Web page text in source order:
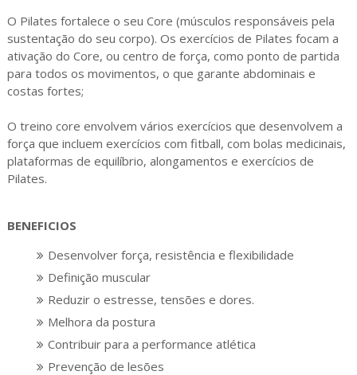
O Pilates fortalece o seu Core (músculos responsáveis pela
sustentação do seu corpo). Os exercícios de Pilates focam a
ativação do Core, ou centro de força, como ponto de partida
para todos os movimentos, o que garante abdominais e
costas fortes;
O treino core envolvem vários exercícios que desenvolvem a
força que incluem exercícios com fitball, com bolas medicinais,
plataformas de equilíbrio, alongamentos e exercícios de
Pilates.
BENEFICIOS
Desenvolver força, resistência e flexibilidade
Definição muscular
Reduzir o estresse, tensões e dores.
Melhora da postura
Contribuir para a performance atlética
Prevenção de lesões